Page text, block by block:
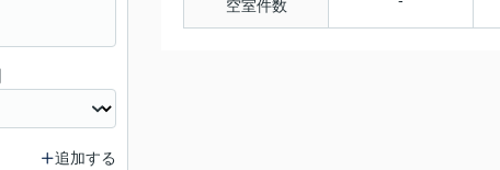
空室件数
追加する